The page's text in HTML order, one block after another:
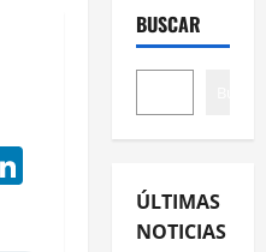
BUSCAR
ÚLTIMAS
NOTICIAS